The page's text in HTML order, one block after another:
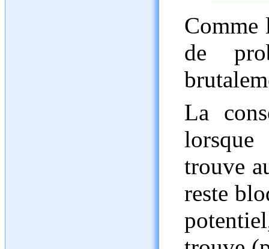
Comme
de
La
trouve
reste